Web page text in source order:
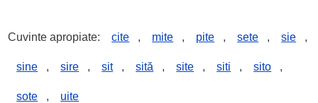
Cuvinte apropiate: cite , mite , pite , sete , sie ,
sine , sire , sit , sită , site , siti , sito ,
sote , uite